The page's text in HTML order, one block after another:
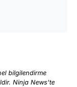
bilgilendirme
Ninja News’te